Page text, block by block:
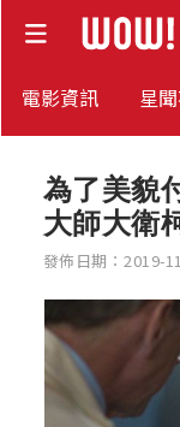
電影資訊 星
為了美貌
大師大衛
發佈日期：2019-